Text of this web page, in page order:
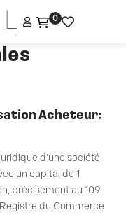
0
Acheteur:
d’une société
un capital de 1
précisément au 109
du Commerce